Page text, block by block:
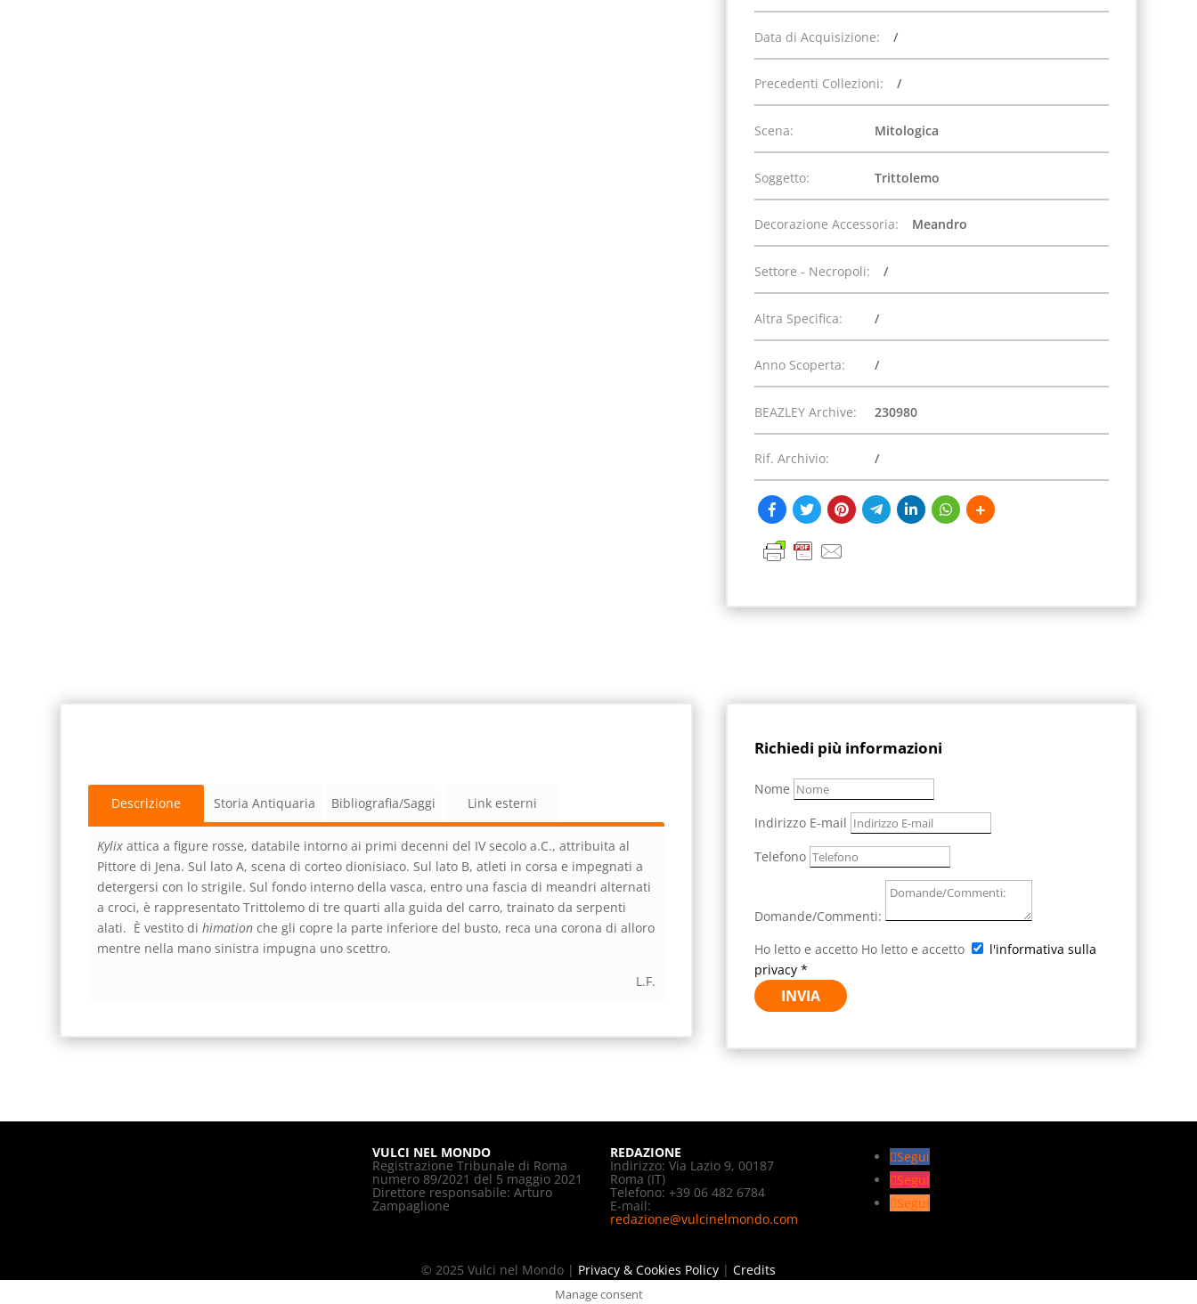
Data di Acquisizione: /
Precedenti Collezioni: /
Scena: Mitologica
Soggetto: Trittolemo
Decorazione Accessoria: Meandro
Settore - Necropoli: /
Altra Specifica: /
Anno Scoperta: /
BEAZLEY Archive: 230980
Rif. Archivio: /
Descrizione Storia Antiquaria Bibliografia/Saggi Link esterni
Kylix attica a figure rosse, databile intorno ai primi decenni del IV secolo a.C., attribuita al
Pittore di Jena. Sul lato A, scena di corteo dionisiaco. Sul lato B, atleti in corsa e impegnati a
detergersi con lo strigile. Sul fondo interno della vasca, entro una fascia di meandri alternati
a croci, è rappresentato Trittolemo di tre quarti alla guida del carro, trainato da serpenti
alati. È vestito dihimation che gli copre la parte inferiore del busto, reca una corona di alloro
mentre nella mano sinistra impugna uno scettro.
L.F.
Richiedi più informazioni
Nome
Indirizzo E-mail
Telefono
Domande/Commenti:
Ho letto e accetto Ho letto e accetto
l'informativa sulla
privacy *
INVIA
VULCI NEL MONDO
Registrazione Tribunale di Roma
numero 89/2021 del 5 maggio 2021
Direttore responsabile: Arturo
Zampaglione
REDAZIONE
Indirizzo: Via Lazio 9, 00187
Roma (IT)
Telefono: +39 06 482 6784
E-mail:
redazione@vulcinelmondo.com
Segui
Segui
Segui
© 2025 Vulci nel Mondo | Privacy & Cookies Policy | Credits
Manage consent